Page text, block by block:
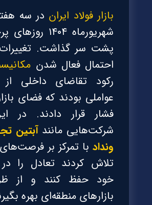
بازار فولاد ایران در سه
شهریورماه ۱۴۰۴
پشت سر گذاشت. تغییرات
احتمال فعال شدن
رکود تقاضای داخلی از
عواملی بودند که فضای
فشار قرار دادند. در
شرکت‌هایی مانندآبتین
ونداد با تمرکز بر
تلاش کردند تعادل را
خود حفظ کنند و از
بازارهای منطقه‌ای بهره